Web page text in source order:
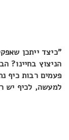
"כיצד ייתכן
הניצוץ בחיינו?
פעמים רבות כיף
למעשה, לכיף יש